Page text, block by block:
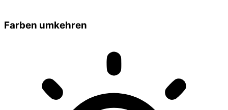
Farben umkehren